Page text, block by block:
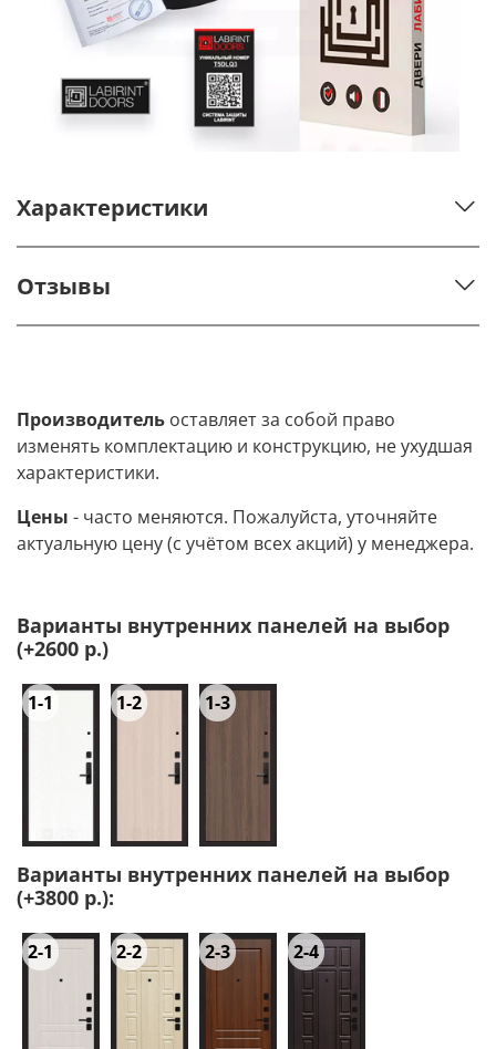
Характеристики
Отзывы
Производитель оставляет за собой право
изменять комплектацию и конструкцию, не ухудшая
характеристики.
Цены - часто меняются. Пожалуйста, уточняйте
актуальную цену (с учётом всех акций) у менеджера.
Варианты внутренних панелей на выбор
(+2600 р.)
1-1 1-2 1-3
Варианты внутренних панелей на выбор
(+3800 р.):
2-1 2-2 2-3 2-4